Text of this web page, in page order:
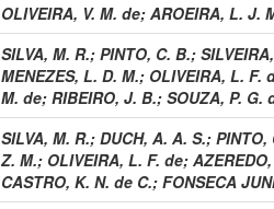
OLIVEIRA, V. M. de; AROEIRA, L. J.
SILVA, M. R.; PINTO, C. B.;
MENEZES, L. D. M.; OLIVEIRA, L. F.
M. de; RIBEIRO, J. B.; SOUZA, P. G.
SILVA, M. R.; DUCH, A. A. S.; PINTO,
Z. M.; OLIVEIRA, L. F. de;
CASTRO, K. N. de C.; FONSECA